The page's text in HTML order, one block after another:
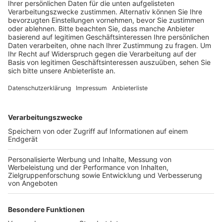
Veröffentlicht:Mittwoch, 22.03.2023 15:52
Anzeige
Nach ersten Ermittlungen hatte der Mann mit einem
Kollegen an der L 91 gearbeitet, als sich die Schaufel
starb. Erste-Hilfe-Maßnahmen und auch der Notarzt,
der mit einem Rettungshubschrauber zum Unglücksort
gebracht wurde, konnten nicht mehr helfen. Ein
Notfallseelsorger kümmerte sich noch an der
Unfallstelle um den Kollegen und die Lebensgefährtin
des Opfers. Aktuell laufen noch Ermittlungen der
Kripo. Geklärt werden soll, wie sich die Schaufel des
Rettungsarbeiten mehrere Stunden bis zum